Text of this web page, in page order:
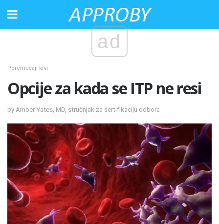
ad
Poremećaji krvi
Opcije za kada se ITP ne resi
by Amber Yates, MD, stručnjak za sertifikaciju odbora